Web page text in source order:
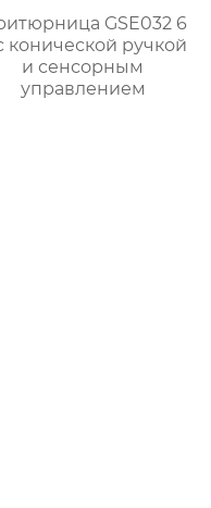
GSE032 6
конической ручкой
и сенсорным
управлением